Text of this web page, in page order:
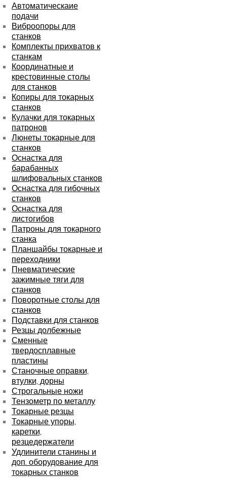
Автоматическаие
подачи
Виброопоры для
станков
Комплекты прихватов к
станкам
Координатные и
крестовинные столы
для станков
Копиры для токарных
станков
Кулачки для токарных
патронов
Люнеты токарные для
станков
Оснастка для
барабанных
шлифовальных станков
Оснастка для гибочных
станков
Оснастка для
листогибов
Патроны для токарного
станка
Планшайбы токарные и
переходники
Пневматические
зажимные тяги для
станков
Поворотные столы для
станков
Подставки для станков
Резцы долбежные
Сменные
твердосплавные
пластины
Станочные оправки,
втулки, дорны
Строгальные ножи
Тензометр по металлу
Токарные резцы
Токарные упоры,
каретки,
резцедержатели
Удлинители станины и
доп. оборудование для
токарных станков